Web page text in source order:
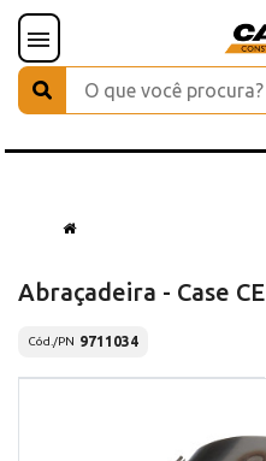
Abraçadeira - Case CE
Cód./PN 9711034